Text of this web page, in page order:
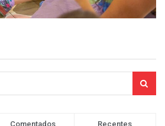
Comentados Recentes